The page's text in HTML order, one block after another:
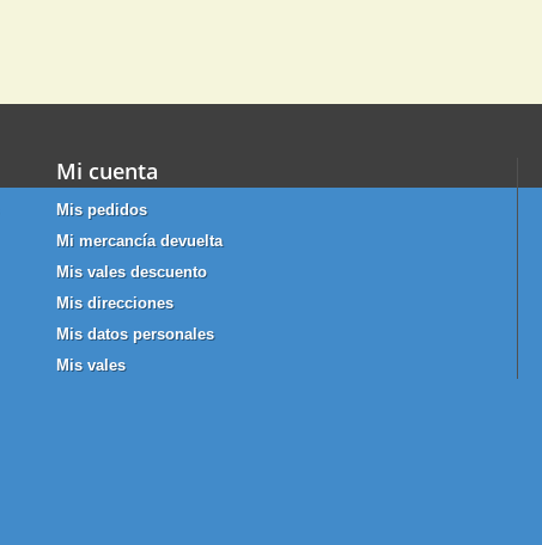
Mi cuenta
Mis pedidos
Mi mercancía devuelta
Mis vales descuento
Mis direcciones
Mis datos personales
Mis vales